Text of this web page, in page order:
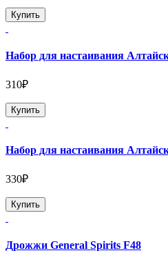
Купить
Набор для настаивания
310₽
Купить
Набор для настаивания
330₽
Купить
Дрожжи General Spirits F48